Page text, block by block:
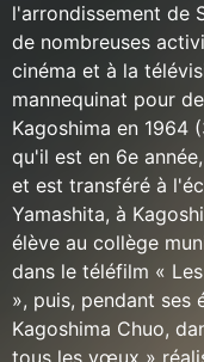
l'arrondissement de
de nombreuses
cinéma et à la
mannequinat pour
Kagoshima en 1964
qu'il est en 6e
et est transféré à
Yamashita, à
élève au collège
dans le téléfilm «
», puis, pendant ses
Kagoshima Chuo,
tous les vœux »